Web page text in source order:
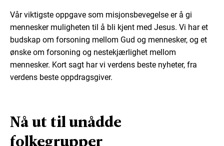
Vår viktigste oppgave som misjonsbevegelse er å gi
mennesker muligheten til å bli kjent med Jesus. Vi har et
budskap om forsoning mellom Gud og mennesker, og et
ønske om forsoning og nestekjærlighet mellom
mennesker. Kort sagt har vi verdens beste nyheter, fra
verdens beste oppdragsgiver.
Nå ut til unådde
folkegrupper